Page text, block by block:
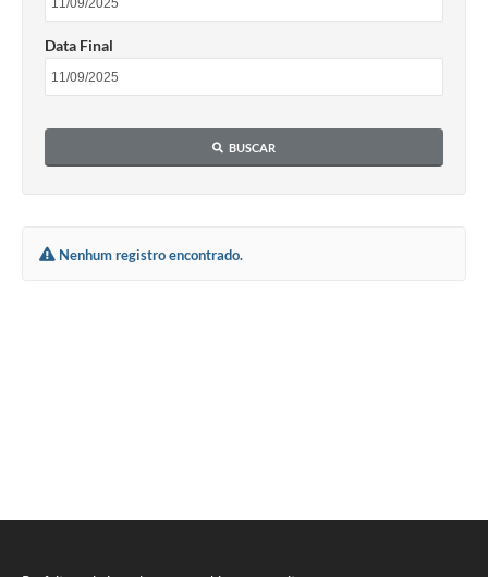
A Prefeitura
Transparência
Data Final
BUSCAR
Nenhum registro encontrado.